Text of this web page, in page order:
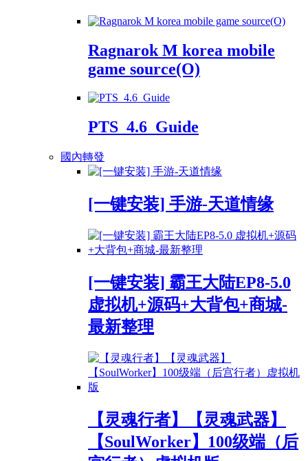
Ragnarok M korea mobile
game source(O)
PTS_4.6_Guide
國內轉發
[一键安装] 手游-天道情缘
[一键安装] 霸王大陆EP8-5.0
虚拟机+源码+大背包+商城-
最新整理
【灵魂行者】【灵魂武器】
【SoulWorker】100级端（后